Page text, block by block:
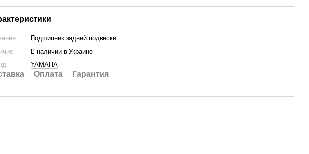
Подшипник задней подвески
В наличии в Украине
YAMAHA
Оплата Гарантия